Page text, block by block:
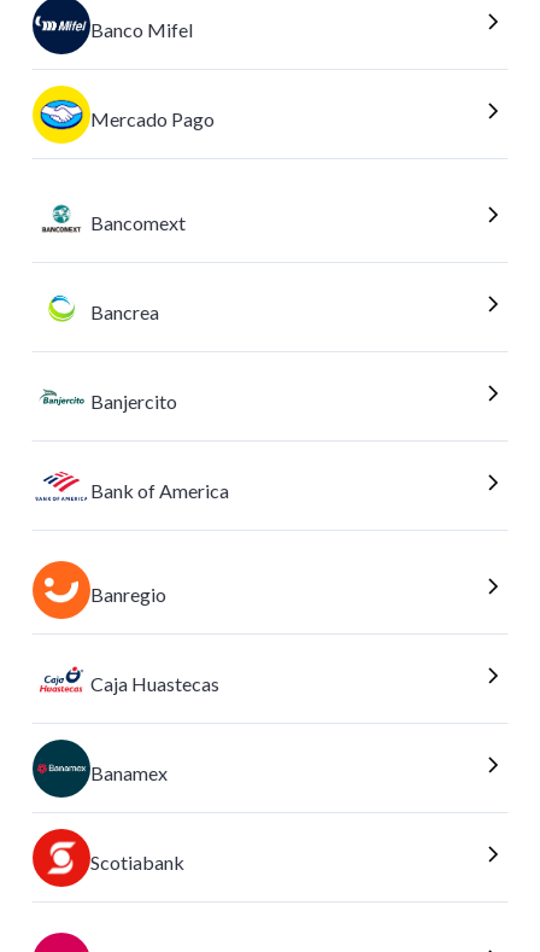
Banco Mifel
Mercado Pago
Bancomext
Bancrea
Banjercito
Bank of America
Banregio
Caja Huastecas
Banamex
Scotiabank